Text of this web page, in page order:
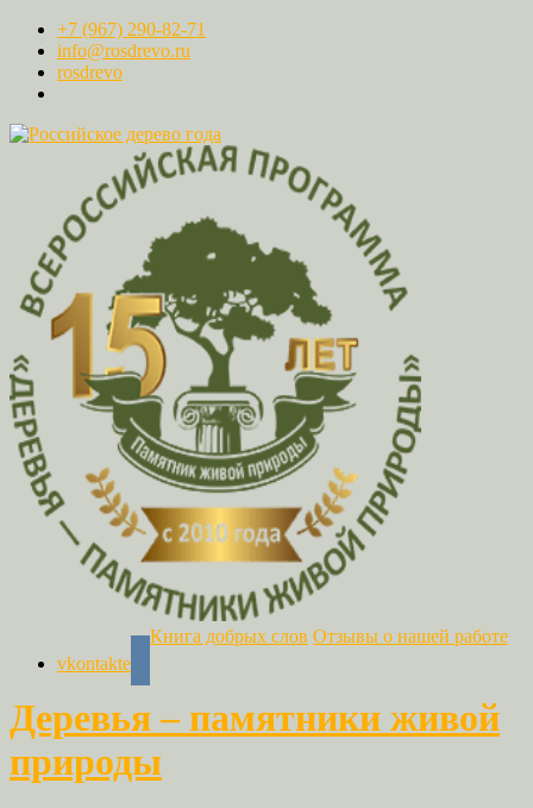
+7 (967) 290-82-71
info@rosdrevo.ru
rosdrevo
vkontakte
Книга добрых слов Отзывы о нашей работе
Деревья – памятники живой
природы